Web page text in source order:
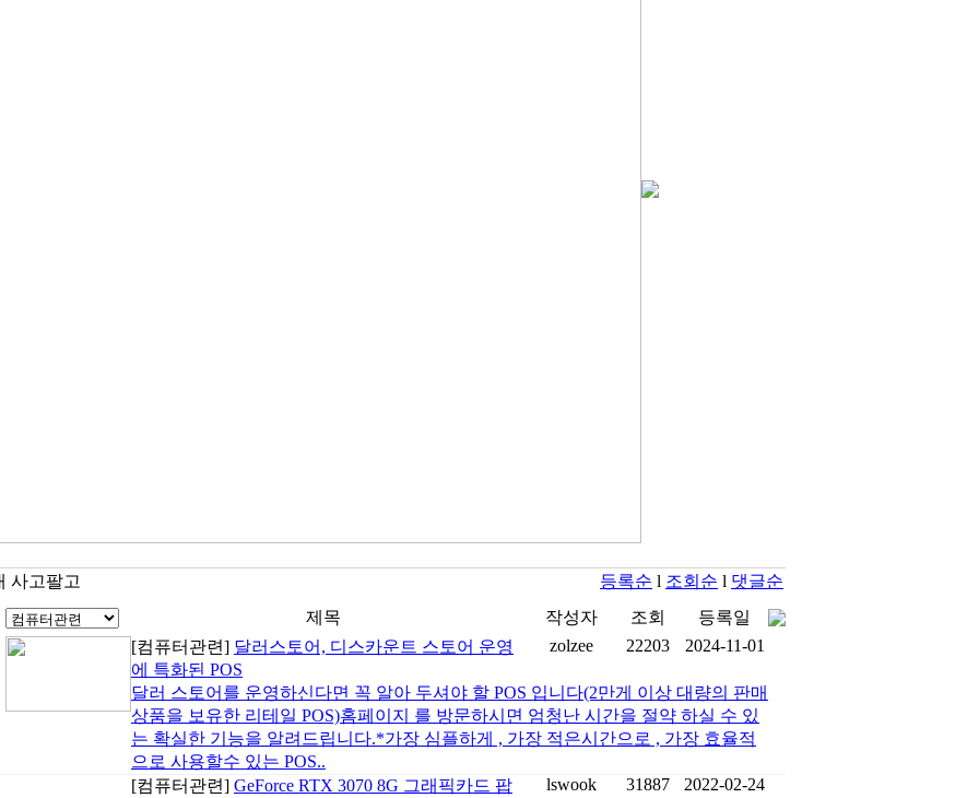
사고팔고 등록순 l 조회순 l 댓글순
제목
작성자 조회
등록일
[컴퓨터관련] 달러스토어, 디스카운트 스토어 운영
에 특화된 POS
zolzee 22203 2024-11-01
달러 스토어를 운영하신다면 꼭 알아 두셔야 할 POS 입니다(2만게 이상 대량의 판매
상품을 보유한 리테일 POS)홈페이지 를 방문하시면 엄청난 시간을 절약 하실 수 있
는 확실한 기능을 알려드립니다.*가장 심플하게 , 가장 적은시간으로 , 가장 효율적
으로 사용할수 있는 POS..
[컴퓨터관련] GeForce RTX 3070 8G 그래픽카드 팝
lswook 31887 2022-02-24